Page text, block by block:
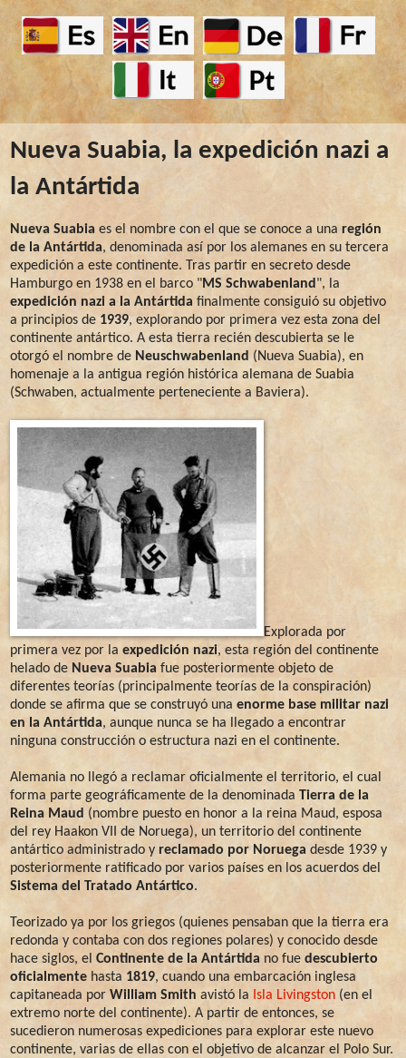
Nueva Suabia, la expedición nazi a
la Antártida
Nueva Suabia es el nombre con el que se conoce a una región
de la Antártida, denominada así por los alemanes en su tercera
expedición a este continente. Tras partir en secreto desde
Hamburgo en 1938 en el barco "MS Schwabenland ", la
expedición nazi a la Antártida finalmente consiguió su objetivo
a principios de 1939, explorando por primera vez esta zona del
continente antártico. A esta tierra recién descubierta se le
otorgó el nombre de Neuschwabenland (Nueva Suabia), en
homenaje a la antigua región histórica alemana de Suabia
(Schwaben, actualmente perteneciente a Baviera).
Explorada por
primera vez por la expedición nazi, esta región del continente
helado de Nueva Suabia fue posteriormente objeto de
diferentes teorías (principalmente teorías de la conspiración)
donde se afirma que se construyó una enorme base militar nazi
en la Antártida, aunque nunca se ha llegado a encontrar
ninguna construcción o estructura nazi en el continente.
Alemania no llegó a reclamar oficialmente el territorio, el cual
forma parte geográficamente de la denominada Tierra de la
Reina Maud (nombre puesto en honor a la reina Maud, esposa
del rey Haakon VII de Noruega), un territorio del continente
antártico administrado y reclamado por Noruega desde 1939 y
posteriormente ratificado por varios países en los acuerdos del
Sistema del Tratado Antártico.
Teorizado ya por los griegos (quienes pensaban que la tierra era
redonda y contaba con dos regiones polares) y conocido desde
hace siglos, el Continente de la Antártida no fue descubierto
oficialmente hasta 1819, cuando una embarcación inglesa
capitaneada por William Smith avistó la Isla Livingston (en el
extremo norte del continente). A partir de entonces, se
sucedieron numerosas expediciones para explorar este nuevo
continente, varias de ellas con el objetivo de alcanzar el Polo Sur.